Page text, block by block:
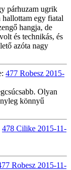
párhuzam ugrik
hallottam egy fiatal
hangja, de
és technikás, és
azóta nagy
477 Robesz 2015-
Olyan
könnyű
478 Cilike 2015-11-
Robesz 2015-11-